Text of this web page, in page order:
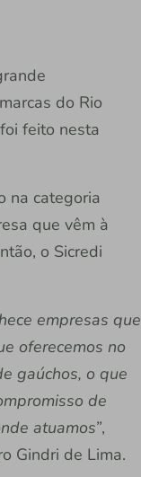
do Rio
feito nesta
na categoria
que vêm à
o Sicredi
empresas que
oferecemos no
gaúchos, o que
de
atuamos”,
Gindri de Lima.